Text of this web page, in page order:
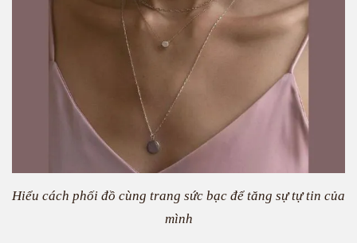
Hiểu cách phối đồ cùng trang sức bạc để tăng sự tự tin của
mình